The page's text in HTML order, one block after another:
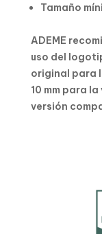
Tamaño
ADEME
uso del
original para
10 mm para
versión